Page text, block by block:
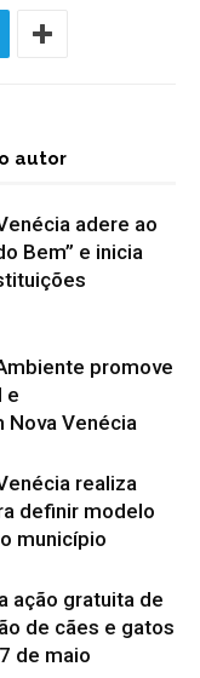
autor
adere ao
Bem” e inicia
promove
e
Venécia
realiza
definir modelo
município
ação gratuita de
de cães e gatos
de maio